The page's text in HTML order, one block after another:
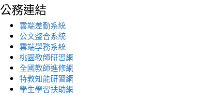
公務連結
雲端差勤系統
公文整合系統
雲端學務系統
桃園教師研習網
全國教師進修網
特教知能研習網
學生學習扶助網